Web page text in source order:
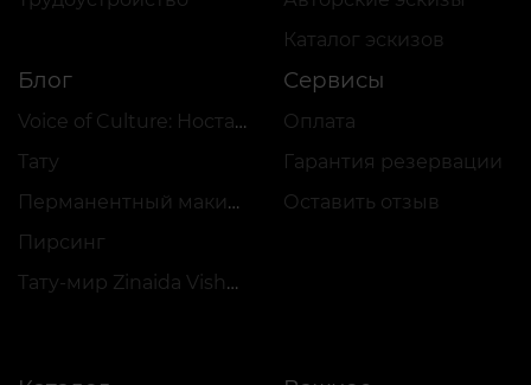
Каталог эскизов
Блог
Voice of Culture: Ностальгия по 2000-м
Тату
Перманентный макияж
Пирсинг
Тату-мир Zinaida Vishenka
Сервисы
Оплата
Гарантия резервации
Оставить отзыв